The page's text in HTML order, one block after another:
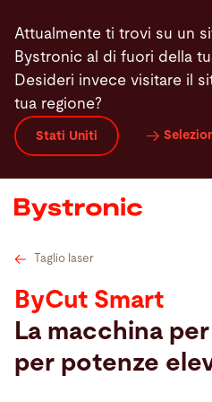
contenuto
principale
Attualmente ti trovi su un
Bystronic al di fuori della
Desideri invece visitare il
tua regione?
Stati Uniti
Macchine e Software
Servizi
Newsroom
Taglio laser
ByCut Smart
La macchina
per potenze